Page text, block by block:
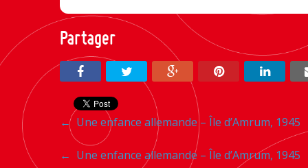
Partager
Navigation
entre
←Une enfance allemande – Île d’Amrum, 1945
Navigation
← Une enfance allemande – Île d’Amrum, 1945